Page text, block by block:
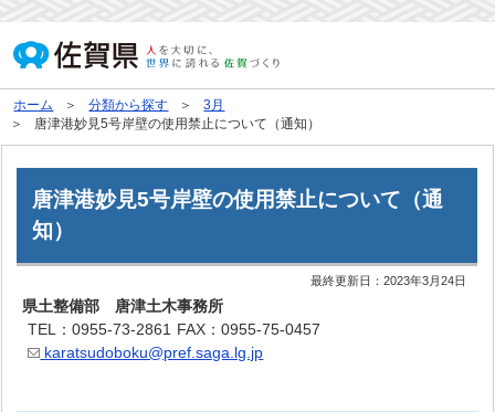
ホーム 分類から探す
3月
唐津港妙見5号岸壁の使用禁止について（通知）
唐津港妙見5号岸壁の使用禁止について（通
知）
最終更新日：2023年3月24日
県土整備部 唐津土木事務所
TEL：0955-73-2861 FAX：0955-75-0457
karatsudoboku@pref.saga.lg.jp